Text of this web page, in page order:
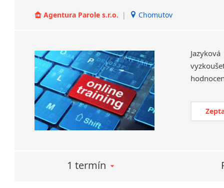
Agentura Parole s.r.o. | Chomutov
1 termín